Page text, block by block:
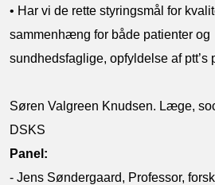
• Har vi de rette styringsmål for
sammenhæng for både patienter og
sundhedsfaglige, opfyldelse af ptt’s
Søren Valgreen Knudsen. Læge,
DSKS
Panel:
- Jens Søndergaard, Professor,